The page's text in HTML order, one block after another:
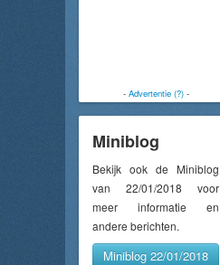
- Advertentie (?)-
Miniblog
Bekijk ook de Miniblog
van 22/01/2018 voor
meer informatie en
andere berichten.
Miniblog 22/01/2018